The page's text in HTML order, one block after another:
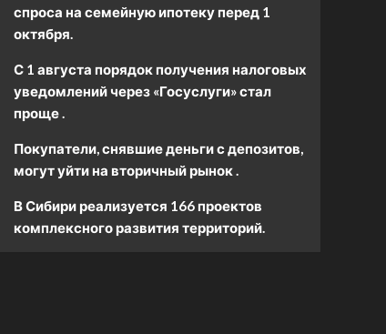
спроса на семейную ипотеку перед 1
октября.
С 1 августа порядок получения налоговых
уведомлений через «Госуслуги» стал
проще .
Покупатели, снявшие деньги с депозитов,
могут уйти на вторичный рынок .
В Сибири реализуется 166 проектов
комплексного развития территорий.